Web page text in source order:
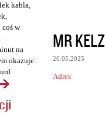
kabla,
coś w
na
okazuje
MR KELZ
20.05.2025
Adres